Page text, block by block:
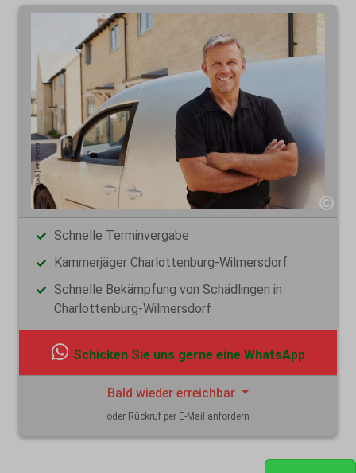
Schnelle Terminvergabe
Kammerjäger Charlottenburg-Wilmersdorf
Schnelle Bekämpfung von Schädlingen in
Charlottenburg-Wilmersdorf
Schicken Sie uns gerne eine WhatsApp
Bald wieder erreichbar
oder Rückruf per E-Mail anfordern